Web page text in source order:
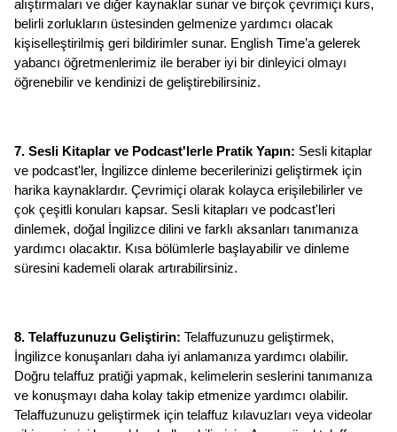
alıştırmaları ve diğer kaynaklar sunar ve birçok çevrimiçi kurs,
belirli zorlukların üstesinden gelmenize yardımcı olacak
kişiselleştirilmiş geri bildirimler sunar. English Time’a gelerek
yabancı öğretmenlerimiz ile beraber iyi bir dinleyici olmayı
öğrenebilir ve kendinizi de geliştirebilirsiniz.
7. Sesli Kitaplar ve Podcast'lerle Pratik Yapın: Sesli kitaplar
ve podcast'ler, İngilizce dinleme becerilerinizi geliştirmek için
harika kaynaklardır. Çevrimiçi olarak kolayca erişilebilirler ve
çok çeşitli konuları kapsar. Sesli kitapları ve podcast'leri
dinlemek, doğal İngilizce dilini ve farklı aksanları tanımanıza
yardımcı olacaktır. Kısa bölümlerle başlayabilir ve dinleme
süresini kademeli olarak artırabilirsiniz.
8. Telaffuzunuzu Geliştirin: Telaffuzunuzu geliştirmek,
İngilizce konuşanları daha iyi anlamanıza yardımcı olabilir.
Doğru telaffuz pratiği yapmak, kelimelerin seslerini tanımanıza
ve konuşmayı daha kolay takip etmenize yardımcı olabilir.
Telaffuzunuzu geliştirmek için telaffuz kılavuzları veya videolar